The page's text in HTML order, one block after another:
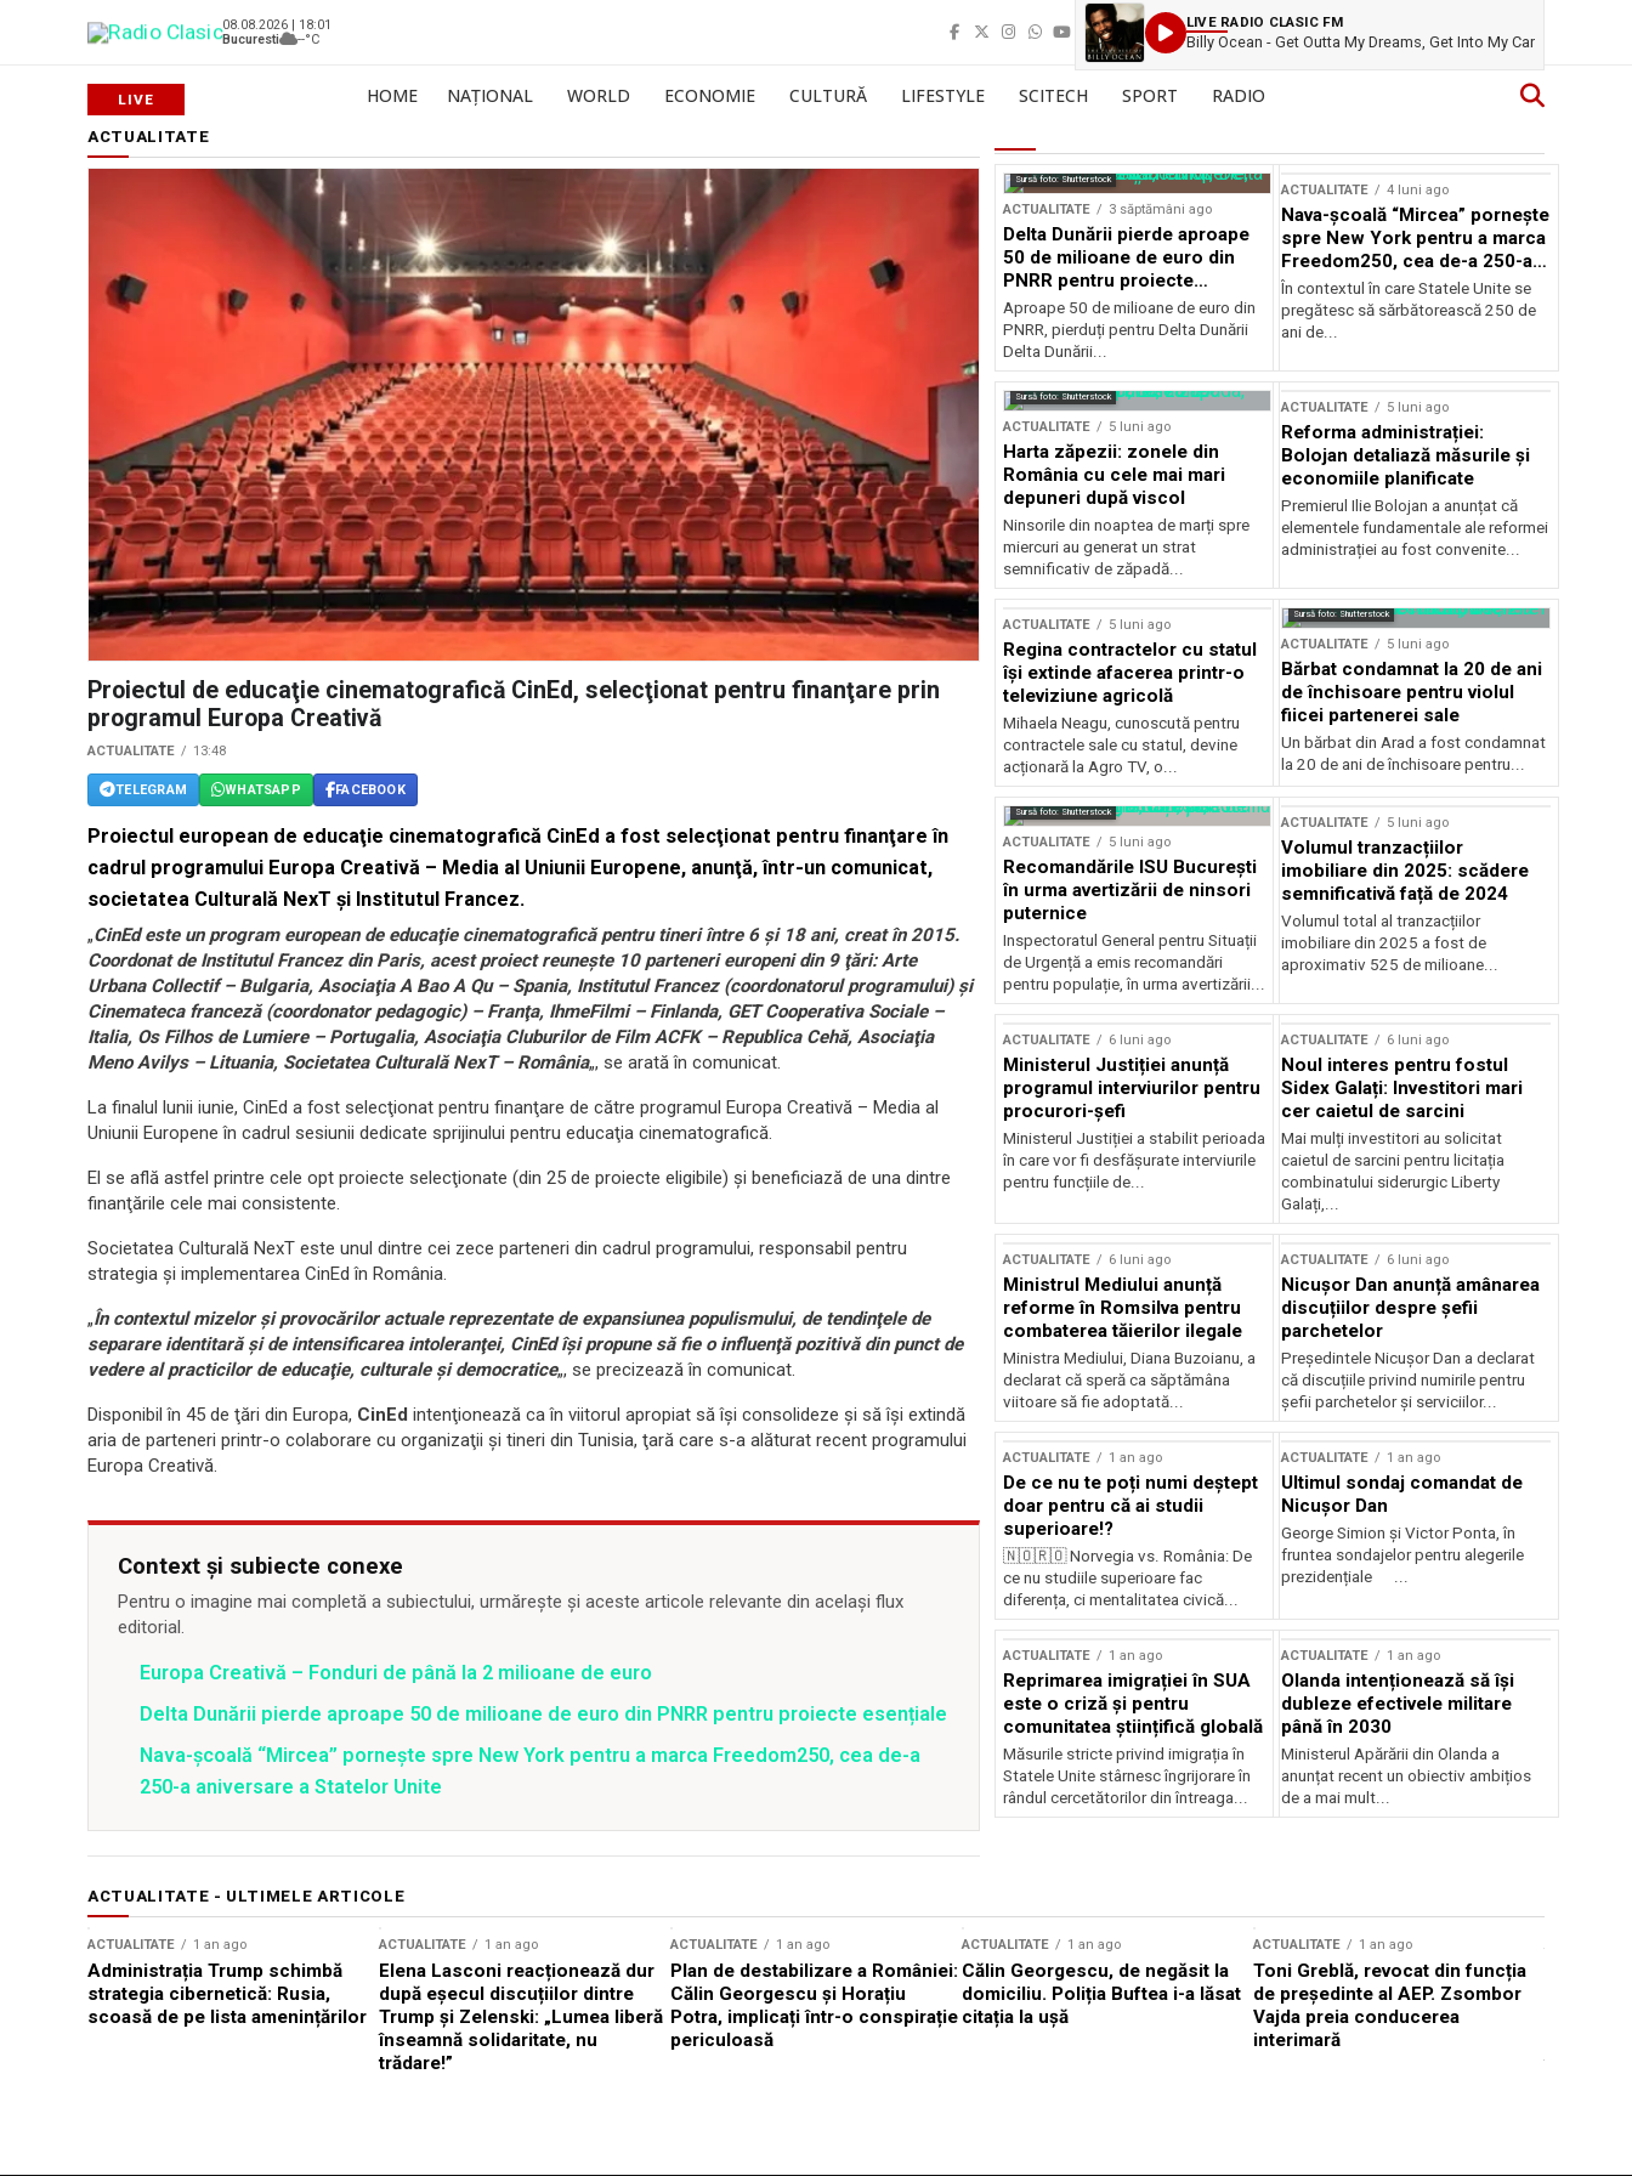
08.08.2026 | 18:01
Bucuresti
--°C
LIVE RADIO CLASIC FM
Billy Ocean - Get Outta My Dreams, Get Into My Car
HOME NAȚIONAL WORLD ECONOMIE CULTURĂ LIFESTYLE SCITECH SPORT RADIO
ACTUALITATE
Proiectul de educaţie cinematografică CinEd, selecţionat pentru finanţare prin
programul Europa Creativă
ACTUALITATE 13:48
TELEGRAM WHATSAPP FACEBOOK
Proiectul european de educaţie cinematografică CinEd a fost selecţionat pentru finanţare în
cadrul programului Europa Creativă – Media al Uniunii Europene, anunţă, într-un comunicat,
societatea Culturală NexT şi Institutul Francez.
„CinEd este un program european de educaţie cinematografică pentru tineri între 6 şi 18 ani, creat în 2015.
Coordonat de Institutul Francez din Paris, acest proiect reuneşte 10 parteneri europeni din 9 ţări: Arte
Urbana Collectif – Bulgaria, Asociaţia A Bao A Qu – Spania, Institutul Francez (coordonatorul programului) şi
Cinemateca franceză (coordonator pedagogic) – Franţa, IhmeFilmi – Finlanda, GET Cooperativa Sociale –
Italia, Os Filhos de Lumiere – Portugalia, Asociaţia Cluburilor de Film ACFK – Republica Cehă, Asociaţia
Meno Avilys – Lituania, Societatea Culturală NexT – România„, se arată în comunicat.
La finalul lunii iunie, CinEd a fost selecţionat pentru finanţare de către programul Europa Creativă – Media al
Uniunii Europene în cadrul sesiunii dedicate sprijinului pentru educaţia cinematografică.
El se află astfel printre cele opt proiecte selecţionate (din 25 de proiecte eligibile) şi beneficiază de una dintre
finanţările cele mai consistente.
Societatea Culturală NexT este unul dintre cei zece parteneri din cadrul programului, responsabil pentru
strategia şi implementarea CinEd în România.
„În contextul mizelor şi provocărilor actuale reprezentate de expansiunea populismului, de tendinţele de
separare identitară şi de intensificarea intoleranţei, CinEd îşi propune să fie o influenţă pozitivă din punct de
vedere al practicilor de educaţie, culturale şi democratice„, se precizează în comunicat.
Disponibil în 45 de ţări din Europa, CinEd intenţionează ca în viitorul apropiat să îşi consolideze şi să îşi extindă
aria de parteneri printr-o colaborare cu organizaţii şi tineri din Tunisia, ţară care s-a alăturat recent programului
Europa Creativă.
Context și subiecte conexe
Pentru o imagine mai completă a subiectului, urmărește și aceste articole relevante din același flux
editorial.
Europa Creativă – Fonduri de până la 2 milioane de euro
Delta Dunării pierde aproape 50 de milioane de euro din PNRR pentru proiecte esențiale
Nava-școală “Mircea” pornește spre New York pentru a marca Freedom250, cea de-a
250-a aniversare a Statelor Unite
Sursă foto: Shutterstock
ACTUALITATE 3 săptămâni ago
Delta Dunării pierde aproape
50 de milioane de euro din
PNRR pentru proiecte
esențiale
Aproape 50 de milioane de euro din
PNRR, pierduți pentru Delta Dunării
Delta Dunării...
ACTUALITATE 4 luni ago
Nava-școală “Mircea” pornește
spre New York pentru a marca
Freedom250, cea de-a 250-a
aniversare a Statelor Unite
În contextul în care Statele Unite se
pregătesc să sărbătorească 250 de
ani de...
Sursă foto: Shutterstock
ACTUALITATE 5 luni ago
Harta zăpezii: zonele din
România cu cele mai mari
depuneri după viscol
Ninsorile din noaptea de marți spre
miercuri au generat un strat
semnificativ de zăpadă...
ACTUALITATE 5 luni ago
Reforma administrației:
Bolojan detaliază măsurile și
economiile planificate
Premierul Ilie Bolojan a anunțat că
elementele fundamentale ale reformei
administrației au fost convenite...
ACTUALITATE 5 luni ago
Regina contractelor cu statul
își extinde afacerea printr-o
televiziune agricolă
Mihaela Neagu, cunoscută pentru
contractele sale cu statul, devine
acționară la Agro TV, o...
Sursă foto: Shutterstock
ACTUALITATE 5 luni ago
Bărbat condamnat la 20 de ani
de închisoare pentru violul
fiicei partenerei sale
Un bărbat din Arad a fost condamnat
la 20 de ani de închisoare pentru...
Sursă foto: Shutterstock
ACTUALITATE 5 luni ago
Recomandările ISU București
în urma avertizării de ninsori
puternice
Inspectoratul General pentru Situații
de Urgență a emis recomandări
pentru populație, în urma avertizării...
ACTUALITATE 5 luni ago
Volumul tranzacțiilor
imobiliare din 2025: scădere
semnificativă față de 2024
Volumul total al tranzacțiilor
imobiliare din 2025 a fost de
aproximativ 525 de milioane...
ACTUALITATE 6 luni ago
Ministerul Justiției anunță
programul interviurilor pentru
procurori-șefi
Ministerul Justiției a stabilit perioada
în care vor fi desfășurate interviurile
pentru funcțiile de...
ACTUALITATE 6 luni ago
Noul interes pentru fostul
Sidex Galați: Investitori mari
cer caietul de sarcini
Mai mulți investitori au solicitat
caietul de sarcini pentru licitația
combinatului siderurgic Liberty
Galați,...
ACTUALITATE 6 luni ago
Ministrul Mediului anunță
reforme în Romsilva pentru
combaterea tăierilor ilegale
Ministra Mediului, Diana Buzoianu, a
declarat că speră ca săptămâna
viitoare să fie adoptată...
ACTUALITATE 6 luni ago
Nicușor Dan anunță amânarea
discuțiilor despre șefii
parchetelor
Președintele Nicușor Dan a declarat
că discuțiile privind numirile pentru
șefii parchetelor și serviciilor...
ACTUALITATE 1 an ago
De ce nu te poți numi deștept
doar pentru că ai studii
superioare!?
🇳🇴🇷🇴 Norvegia vs. România: De
ce nu studiile superioare fac
diferența, ci mentalitatea civică...
ACTUALITATE 1 an ago
Ultimul sondaj comandat de
Nicușor Dan
George Simion și Victor Ponta, în
fruntea sondajelor pentru alegerile
prezidențiale ...
ACTUALITATE 1 an ago
Reprimarea imigrației în SUA
este o criză și pentru
comunitatea științifică globală
Măsurile stricte privind imigrația în
Statele Unite stârnesc îngrijorare în
rândul cercetătorilor din întreaga...
ACTUALITATE 1 an ago
Olanda intenționează să își
dubleze efectivele militare
până în 2030
Ministerul Apărării din Olanda a
anunțat recent un obiectiv ambițios
de a mai mult...
ACTUALITATE - ULTIMELE ARTICOLE
ACTUALITATE 1 an ago
Administrația Trump schimbă
strategia cibernetică: Rusia,
scoasă de pe lista amenințărilor
ACTUALITATE 1 an ago
Elena Lasconi reacționează dur
după eșecul discuțiilor dintre
Trump și Zelenski: „Lumea liberă
înseamnă solidaritate, nu
trădare!”
ACTUALITATE 1 an ago
Plan de destabilizare a României:
Călin Georgescu și Horațiu
Potra, implicați într-o conspirație
periculoasă
ACTUALITATE 1 an ago
Călin Georgescu, de negăsit la
domiciliu. Poliția Buftea i-a lăsat
citația la ușă
ACTUALITATE 1 an ago
Toni Greblă, revocat din funcția
de președinte al AEP. Zsombor
Vajda preia conducerea
interimară